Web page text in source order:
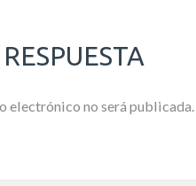
electrónico no será publicada.